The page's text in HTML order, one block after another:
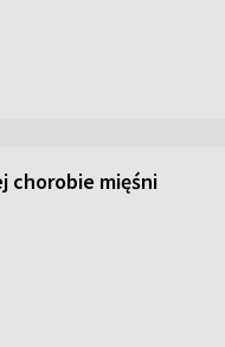
chorobie mięśni